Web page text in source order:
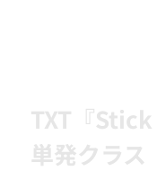
TXT『Stick
単発クラス